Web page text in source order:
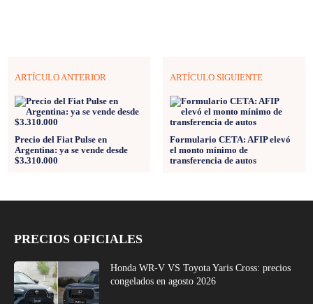
ARTÍCULO ANTERIOR
Precio del Fiat Pulse en
Argentina: ya se vende desde
$3.310.000
ARTÍCULO SIGUIENTE
Formulario CETA: AFIP elevó
el monto mínimo de
transferencia de autos
PRECIOS OFICIALES
Honda WR-V VS Toyota Yaris Cross: precios
congelados en agosto 2026